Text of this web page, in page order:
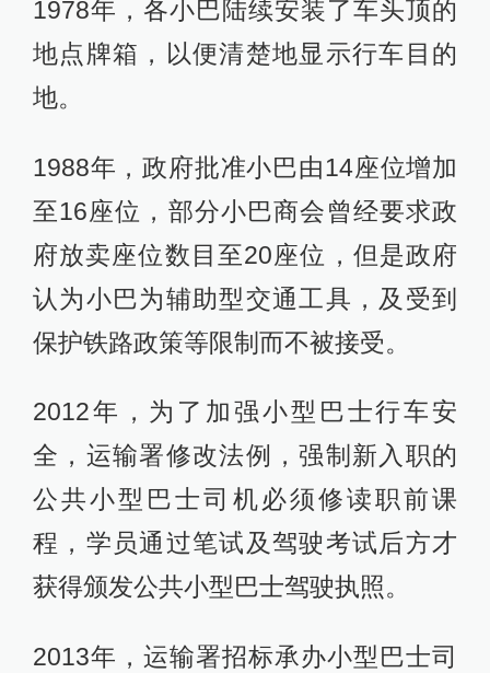
1978年，各小巴陆续安装了车头顶的
地点牌箱，以便清楚地显示行车目的
地。
1988年，政府批准小巴由14座位增加
至16座位，部分小巴商会曾经要求政
府放卖座位数目至20座位，但是政府
认为小巴为辅助型交通工具，及受到
保护铁路政策等限制而不被接受。
2012年，为了加强小型巴士行车安
全，运输署修改法例，强制新入职的
公共小型巴士司机必须修读职前课
程，学员通过笔试及驾驶考试后方才
获得颁发公共小型巴士驾驶执照。
2013年，运输署招标承办小型巴士司